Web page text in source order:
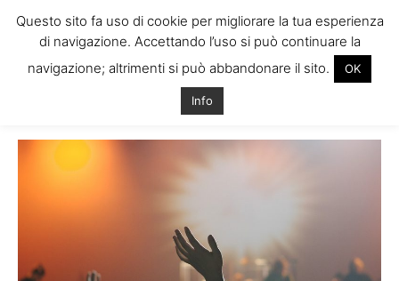
Tag: natale in irlanda
Questo sito fa uso di cookie per migliorare la tua esperienza
di navigazione. Accettando l’uso si può continuare la
navigazione; altrimenti si può abbandonare il sito.
OK
Info